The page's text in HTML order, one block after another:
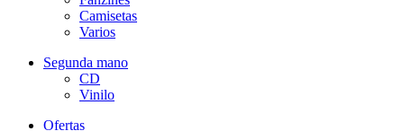
Camisetas
Varios
Segunda mano
CD
Vinilo
Ofertas